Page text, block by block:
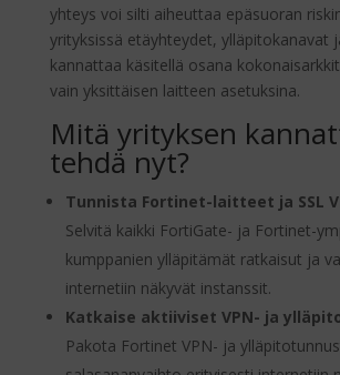
yhteys voi silti aiheuttaa epäsuoran
yrityksissä etäyhteydet, ylläpitokanavat
kannattaa käsitellä osana
vain yksittäisen laitteen asetuksina.
Mitä yrityksen
tehdä nyt?
Tunnista Fortinet-laitteet ja SSL
Selvitä kaikki FortiGate- ja Fortinet-
kumppanien ylläpitämät ratkaisut ja
internetiin näkyvät instanssit.
Katkaise aktiiviset VPN- ja
Pakota Fortinet VPN- ja